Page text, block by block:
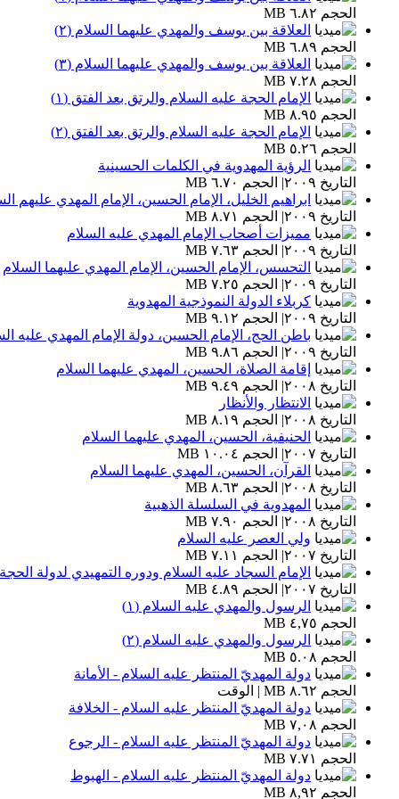
الحجم ٦.٨٢ MB
العلاقة بين يوسف والمهدي عليهما السلام (٢)
الحجم ٦.٨٩ MB
العلاقة بين يوسف والمهدي عليهما السلام (٣)
الحجم ٧.٢٨ MB
الإمام الحجة عليه السلام والرتق بعد الفتق (١)
الحجم ٨.٩٥ MB
الإمام الحجة عليه السلام والرتق بعد الفتق (٢)
الحجم ٥.٢٦ MB
الرؤية المهدوية في الكلمات الحسينية
التاريخ ٢٠٠٩| الحجم ٦.٧٠ MB
ابراهيم الخليل، الإمام الحسين، الإمام المهدي عليهم
التاريخ ٢٠٠٩| الحجم ٨.٧١ MB
مميزات أصحاب الإمام المهدي عليه السلام
التاريخ ٢٠٠٩| الحجم ٧.٦٣ MB
التحسس، الإمام الحسين، الإمام المهدي عليهما السلام
التاريخ ٢٠٠٩| الحجم ٧.٢٥ MB
كربلاء الدولة النموذجية المهدوية
التاريخ ٢٠٠٩| الحجم ٩.١٢ MB
باطن الحج، الإمام الحسين، دولة الإمام المهدي عليه
التاريخ ٢٠٠٩| الحجم ٩.٨٦ MB
إقامة الصلاة، الحسين، المهدي عليهما السلام
التاريخ ٢٠٠٨| الحجم ٩.٤٩ MB
الانتظار والأنظار
التاريخ ٢٠٠٨| الحجم ٨.١٩ MB
الحنيفية، الحسين، المهدي عليهما السلام
التاريخ ٢٠٠٧| الحجم ١٠.٠٤ MB
القرآن، الحسين، المهدي عليهما السلام
التاريخ ٢٠٠٨| الحجم ٨.٦٣ MB
المهدوية في السلسلة الذهبية
التاريخ ٢٠٠٨| الحجم ٧.٩٠ MB
ولي العصر عليه السلام
التاريخ ٢٠٠٧| الحجم ٧.١١ MB
الإمام السجاد عليه السلام ودوره التمهيدي لدولة
التاريخ ٢٠٠٧| الحجم ٤.٨٩ MB
الرسول والمهدي عليه السلام (١)
الحجم ٤,٧٥ MB
الرسول والمهدي عليه السلام (٢)
الحجم ٥.٠٨ MB
دولة المهديّ المنتظر عليه السلام - الأمانة
الحجم ٨.٦٢ MB | الوقت
دولة المهديّ المنتظر عليه السلام - الخلافة
الحجم ٧,٠٨ MB
دولة المهديّ المنتظر عليه السلام - الرجوع
الحجم ٧.٧١ MB
دولة المهديّ المنتظر عليه السلام - الهبوط
الحجم ٨,٩٢ MB